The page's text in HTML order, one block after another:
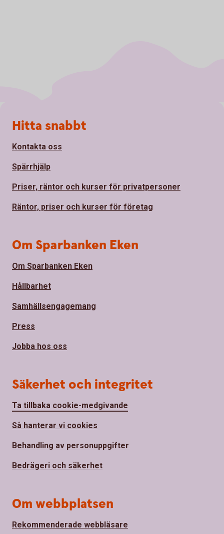
Sidfot
Hitta snabbt
Kontakta oss
Spärrhjälp
Priser, räntor och kurser för privatpersoner
Räntor, priser och kurser för företag
Om Sparbanken Eken
Om Sparbanken Eken
Hållbarhet
Samhällsengagemang
Press
Jobba hos oss
Säkerhet och integritet
Ta tillbaka cookie-medgivande
Så hanterar vi cookies
Behandling av personuppgifter
Bedrägeri och säkerhet
Om webbplatsen
Rekommenderade webbläsare